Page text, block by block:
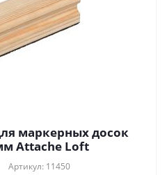
маркерных досок
Attache Loft
Артикул: 11450